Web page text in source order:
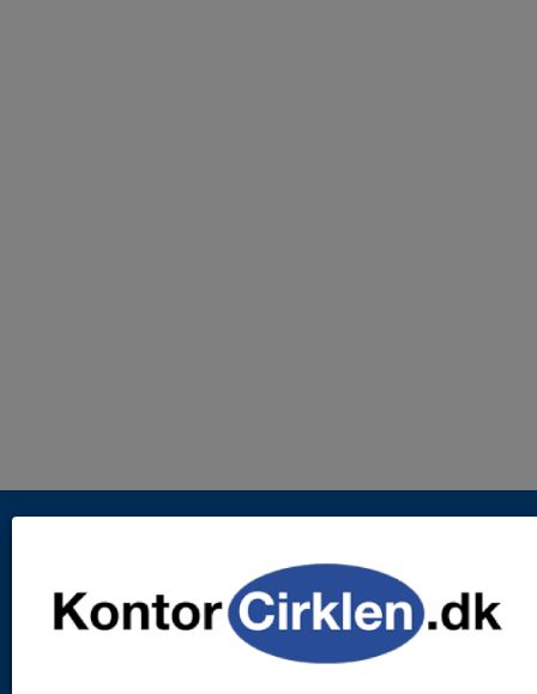
v/køb over 799,- eksl. moms med
mulighed for dag-til-dag levering.